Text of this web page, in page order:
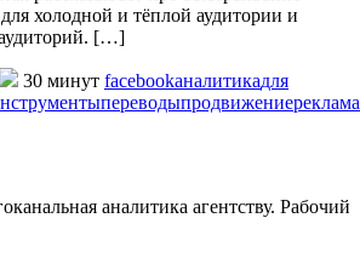
холодной и тёплой аудитории и
[…]
30 минут facebookаналитикадля
переводыпродвижениереклама
аналитика агентству. Рабочий